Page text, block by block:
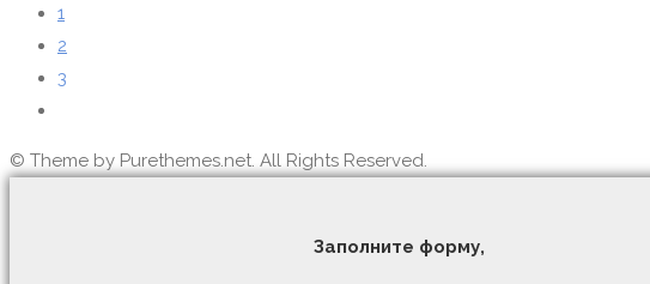
1
2
3
© Theme by Purethemes.net. All Rights Reserved.
Заполните форму,